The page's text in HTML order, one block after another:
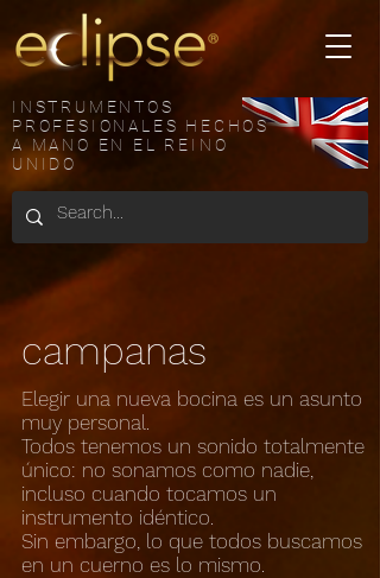
INSTRUMENTOS
PROFESIONALES HECHOS
A MANO EN EL REINO
UNIDO
campanas
Elegir una nueva bocina es un asunto
muy personal.
Todos tenemos un sonido totalmente
único: no sonamos como nadie,
incluso cuando tocamos un
instrumento idéntico.
Sin embargo, lo que todos buscamos
en un cuerno es lo mismo.